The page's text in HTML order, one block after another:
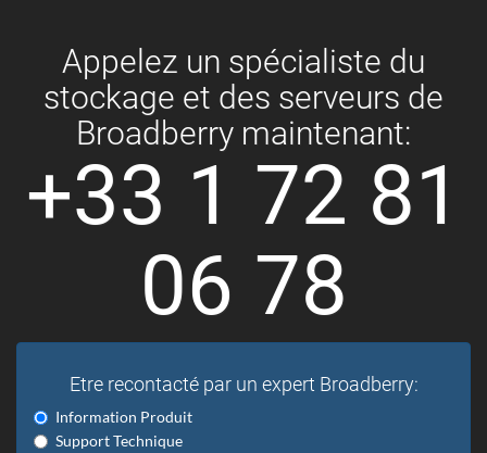
Appelez un spécialiste du
stockage et des serveurs de
Broadberry maintenant:
+33 1 72 81
06 78
Etre recontacté par un expert Broadberry:
Information Produit
Support Technique